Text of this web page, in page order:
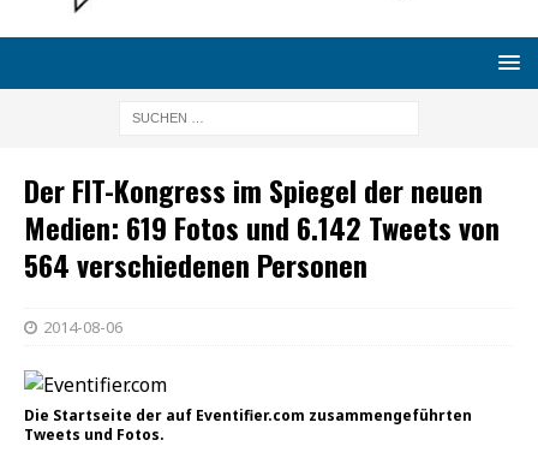
Der FIT-Kongress im Spiegel der neuen
Medien: 619 Fotos und 6.142 Tweets von
564 verschiedenen Personen
2014-08-06
Die Startseite der auf Eventifier.com zusammengeführten
Tweets und Fotos.